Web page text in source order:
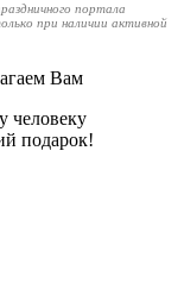
портала
при наличии активной
Вам
человеку
подарок!